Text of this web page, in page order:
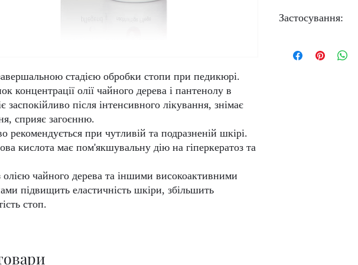
стадією обробки стопи при педикюрі.
концентрації олії чайного дерева і пантенолу в
заспокійливо після інтенсивного лікування, знімає
сприяє загоєнню.
рекомендується при чутливій та подразненій шкірі.
кислота має пом'якшувальну дію на гіперкератоз та
олією чайного дерева та іншими високоактивними
підвищить еластичність шкіри, збільшить
стоп.
пантенол, алантоїн.
Застосування:
проблемні зони.